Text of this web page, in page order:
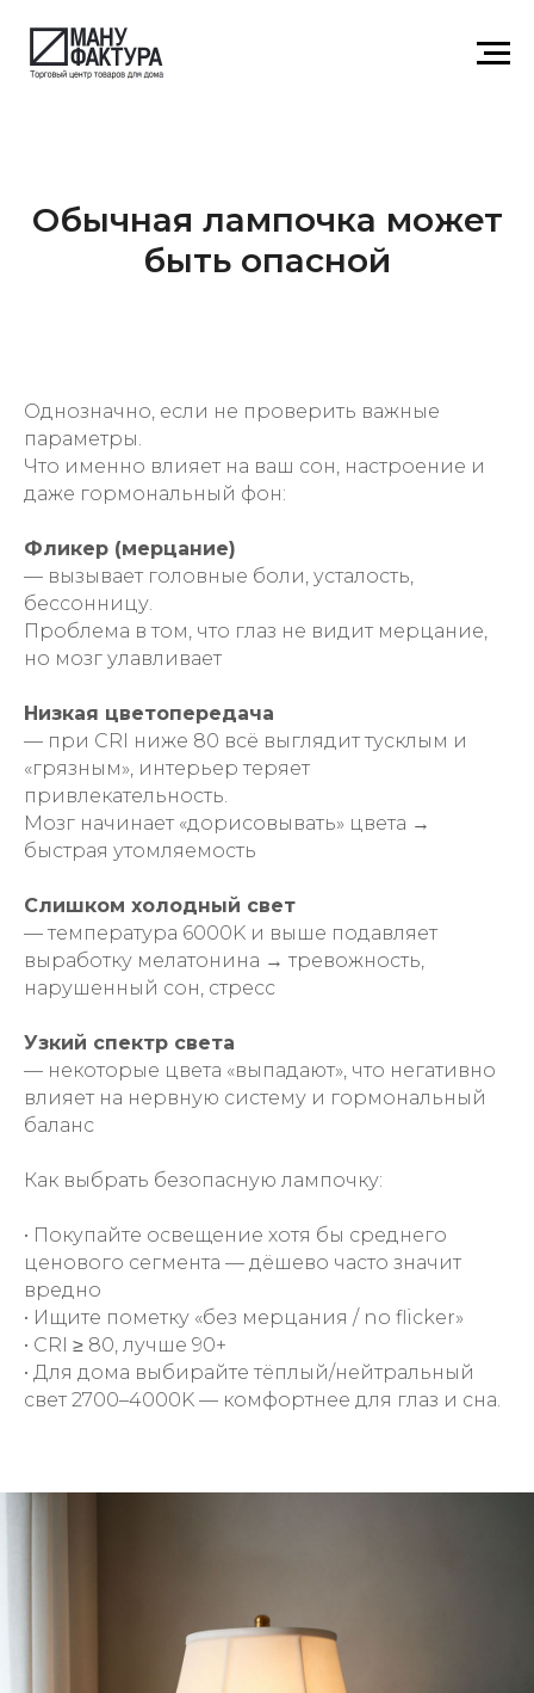
Обычная лампочка может
быть опасной
Однозначно, если не проверить важные
параметры.
Что именно влияет на ваш сон, настроение и
даже гормональный фон:
Фликер (мерцание)
— вызывает головные боли, усталость,
бессонницу.
Проблема в том, что глаз не видит мерцание,
но мозг улавливает
Низкая цветопередача
— при CRI ниже 80 всё выглядит тусклым и
«грязным», интерьер теряет
привлекательность.
Мозг начинает «дорисовывать» цвета →
быстрая утомляемость
Слишком холодный свет
— температура 6000K и выше подавляет
выработку мелатонина → тревожность,
нарушенный сон, стресс
Узкий спектр света
— некоторые цвета «выпадают», что негативно
влияет на нервную систему и гормональный
баланс
Как выбрать безопасную лампочку:
• Покупайте освещение хотя бы среднего
ценового сегмента — дёшево часто значит
вредно
• Ищите пометку «без мерцания / no flicker»
• CRI ≥ 80, лучше 90+
• Для дома выбирайте тёплый/нейтральный
свет 2700–4000K — комфортнее для глаз и сна.